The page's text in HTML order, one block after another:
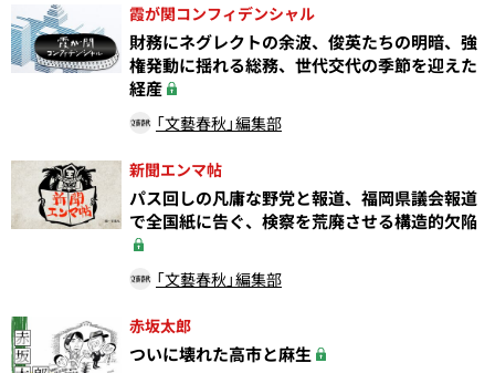
霞が関コンフィデンシャル
財務にネグレクトの余波、俊英たちの明暗、強
権発動に揺れる総務、世代交代の季節を迎えた
経産
「文藝春秋」編集部
新聞エンマ帖
パス回しの凡庸な野党と報道、福岡県議会報道
で全国紙に告ぐ、検察を荒廃させる構造的欠陥
「文藝春秋」編集部
赤坂太郎
ついに壊れた高市と麻生